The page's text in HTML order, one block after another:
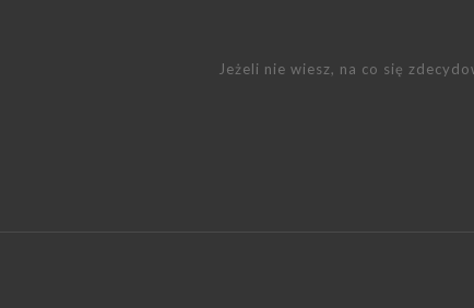
Jeżeli nie wiesz, na co się